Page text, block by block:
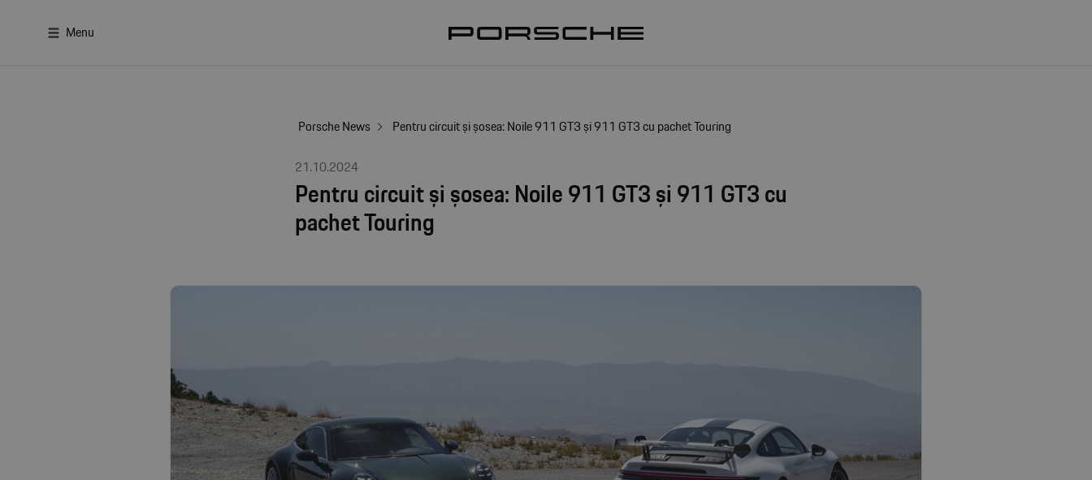
Menu
Porsche News
Pentru circuit și șosea: Noile 911 GT3 și 911 GT3 cu pachet Touring
21.10.2024
Pentru circuit și șosea: Noile 911 GT3 și 911 GT3 cu
pachet Touring